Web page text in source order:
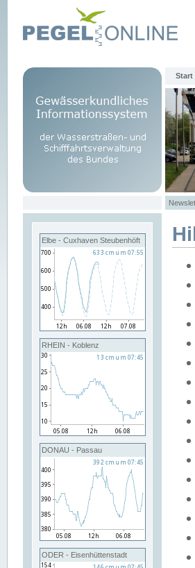
Start
Elbe - Cuxhaven Steubenhöft
RHEIN - Koblenz
DONAU - Passau
ODER - Eisenhüttenstadt